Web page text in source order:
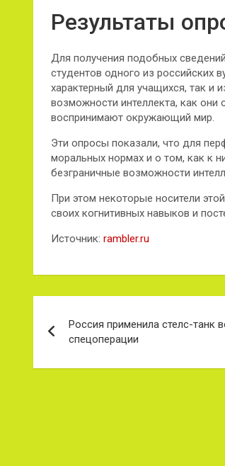
Результаты
Для получения подобных
студентов одного из российских
характерный для учащихся, так и
возможности интеллекта, как
воспринимают окружающий мир.
Эти опросы показали, что для
моральных нормах и о том, как к
безграничные возможности
При этом некоторые носители
своих когнитивных навыков и
Источник: rambler.ru
по
записям
Россия применила стелс-танк
спецоперации